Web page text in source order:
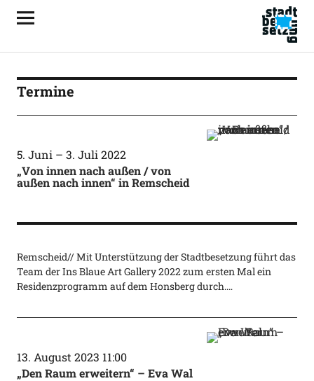
Termine
5. Juni – 3. Juli 2022
„Von innen nach außen / von
außen nach innen“ in Remscheid
Remscheid// Mit Unterstützung der Stadtbesetzung führt das
Team der Ins Blaue Art Gallery 2022 zum ersten Mal ein
Residenzprogramm auf dem Honsberg durch.…
13. August 2023 11:00
„Den Raum erweitern“ – Eva Wal